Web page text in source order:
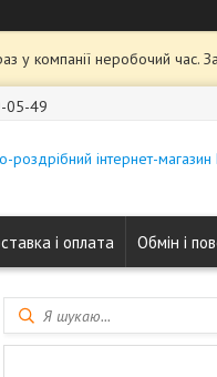
у компанії неробочий час.
05-49
роздрібний інтернет-магазин
і оплата Обмін і